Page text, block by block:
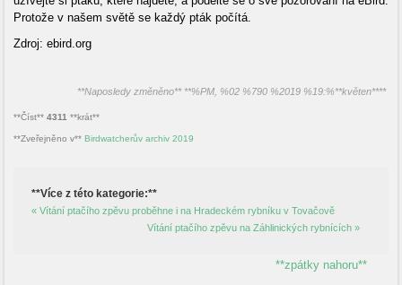
Protože v našem světě se každý pták počítá.
Zdroj: ebird.org
**Naposledy změněno** **%PM, %02 %790 %2019 %19:%**květen****
**Číst** 4311 **krát**
**Zveřejněno v** Birdwatcherův archiv 2019
**Více z této kategorie:**
« Vítání ptačího zpěvu proběhne i na Hradeckém rybníku v Tovačově
Vítání ptačího zpěvu na Záhlinických rybnících »
**zpátky nahoru**